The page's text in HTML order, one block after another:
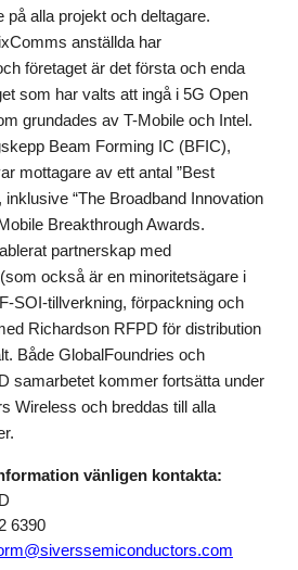
på alla projekt och deltagare.
anställda har
företaget är det första och enda
som har valts att ingå i 5G Open
grundades av T-Mobile och Intel.
Beam Forming IC (BFIC),
mottagare av ett antal ”Best
inklusive “The Broadband Innovation
Breakthrough Awards.
partnerskap med
också är en minoritetsägare i
SOI-tillverkning, förpackning och
Richardson RFPD för distribution
Både GlobalFoundries och
samarbetet kommer fortsätta under
Wireless och breddas till alla
vänligen kontakta:
6390